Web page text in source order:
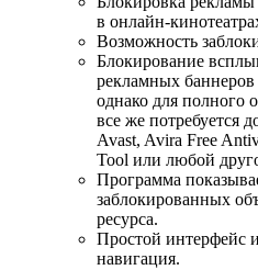
в онлайн-
Возможность
Блокирование
рекламных
однако для полного
все же потребуется
Avast, Avira Free
Tool или любой
Программа
заблокированных
ресурса.
Простой интерфейс
навигация.